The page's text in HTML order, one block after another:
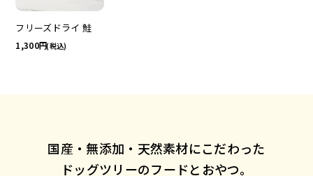
フリーズドライ 鮭
1,300 (税込)
国産・無添加・天然素材にこだわった
ドッグツリーのフードとおやつ。